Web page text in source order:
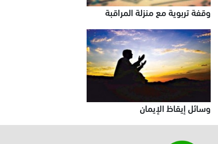
وقفة تربوية مع منزلة المراقبة
وسائل إيقاظ الإيمان